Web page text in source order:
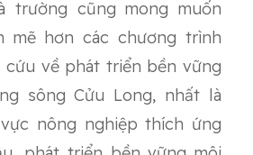
trường cũng mong muốn
mẽ hơn các chương trình
cứu về phát triển bền vững
sông Cửu Long, nhất là
nông nghiệp thích ứng